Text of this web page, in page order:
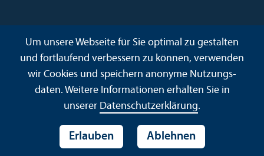
Um unsere Webseite für Sie optimal zu gestalten
und fortlaufend verbessern zu können, verwenden
wir Cookies und speichern anonyme Nutzungs­
daten. Weitere Informationen erhalten Sie in
unserer Datenschutz­erklärung.
Erlauben Ablehnen